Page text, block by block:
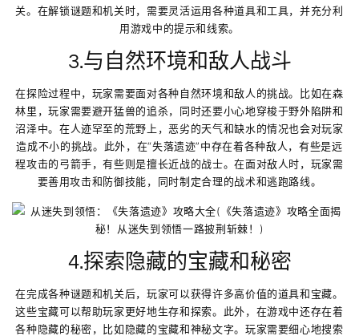
关。在解锁谜题和机关时，需要灵活运用各种道具和工具，并充分利
用游戏中的提示和线索。
3.与自然环境和敌人战斗
在探险过程中，玩家需要面对各种自然环境和敌人的挑战。比如在森
林里，玩家需要避开猛兽的追杀，同时还要小心地穿梭于野外陷阱和
沼泽中。在人迹罕至的荒野上，恶劣的天气和缺水的情况也会对玩家
造成不小的挑战。此外，在“失落遗迹”中存在着各种敌人，有些是远
程攻击的弓箭手，有些则是擅长近战的战士。在面对敌人时，玩家需
要善用攻击和防御技能，同时制定合理的战术和逃跑路线。
4.探索隐藏的宝藏和秘密
在完成各种谜题和机关后，玩家可以获得许多高价值的道具和宝藏。
这些宝藏可以帮助玩家更好地生存和探索。此外，在游戏中还存在着
各种隐藏的秘密，比如隐藏的宝藏和神秘文字。玩家需要细心地搜索